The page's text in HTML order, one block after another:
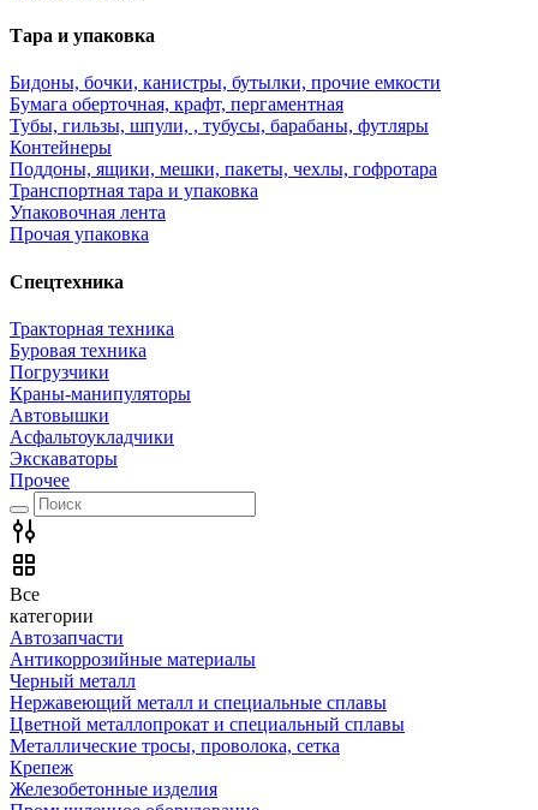
Тара и упаковка
Бидоны, бочки, канистры, бутылки, прочие емкости
Бумага оберточная, крафт, пергаментная
Тубы, гильзы, шпули, , тубусы, барабаны, футляры
Контейнеры
Поддоны, ящики, мешки, пакеты, чехлы, гофротара
Транспортная тара и упаковка
Упаковочная лента
Прочая упаковка
Спецтехника
Тракторная техника
Буровая техника
Погрузчики
Краны-манипуляторы
Автовышки
Асфальтоукладчики
Экскаваторы
Прочее
Все
категории
Автозапчасти
Антикоррозийные материалы
Черный металл
Нержавеющий металл и специальные сплавы
Цветной металлопрокат и специальный сплавы
Металлические тросы, проволока, сетка
Крепеж
Железобетонные изделия